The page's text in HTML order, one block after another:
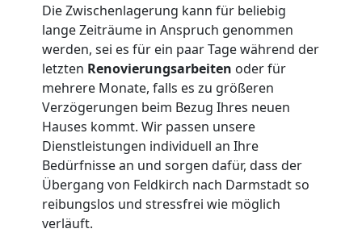
Die Zwischenlagerung kann für beliebig
lange Zeiträume in Anspruch genommen
werden, sei es für ein paar Tage während der
letzten Renovierungsarbeiten oder für
mehrere Monate, falls es zu größeren
Verzögerungen beim Bezug Ihres neuen
Hauses kommt. Wir passen unsere
Dienstleistungen individuell an Ihre
Bedürfnisse an und sorgen dafür, dass der
Übergang von Feldkirch nach Darmstadt so
reibungslos und stressfrei wie möglich
verläuft.